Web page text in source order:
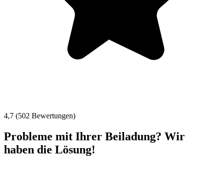
4,7 (502 Bewertungen)
Probleme mit Ihrer Beiladung? Wir
haben die Lösung!